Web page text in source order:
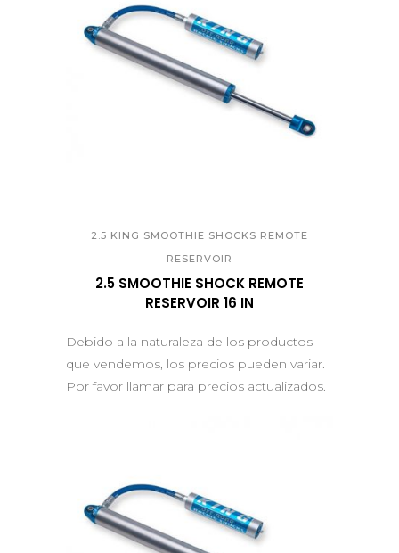
2.5 KING SMOOTHIE SHOCKS REMOTE
RESERVOIR
2.5 SMOOTHIE SHOCK REMOTE
RESERVOIR 16 IN
Debido a la naturaleza de los productos
que vendemos, los precios pueden variar.
Por favor llamar para precios actualizados.